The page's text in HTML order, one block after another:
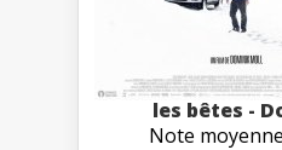
les bêtes -
Note